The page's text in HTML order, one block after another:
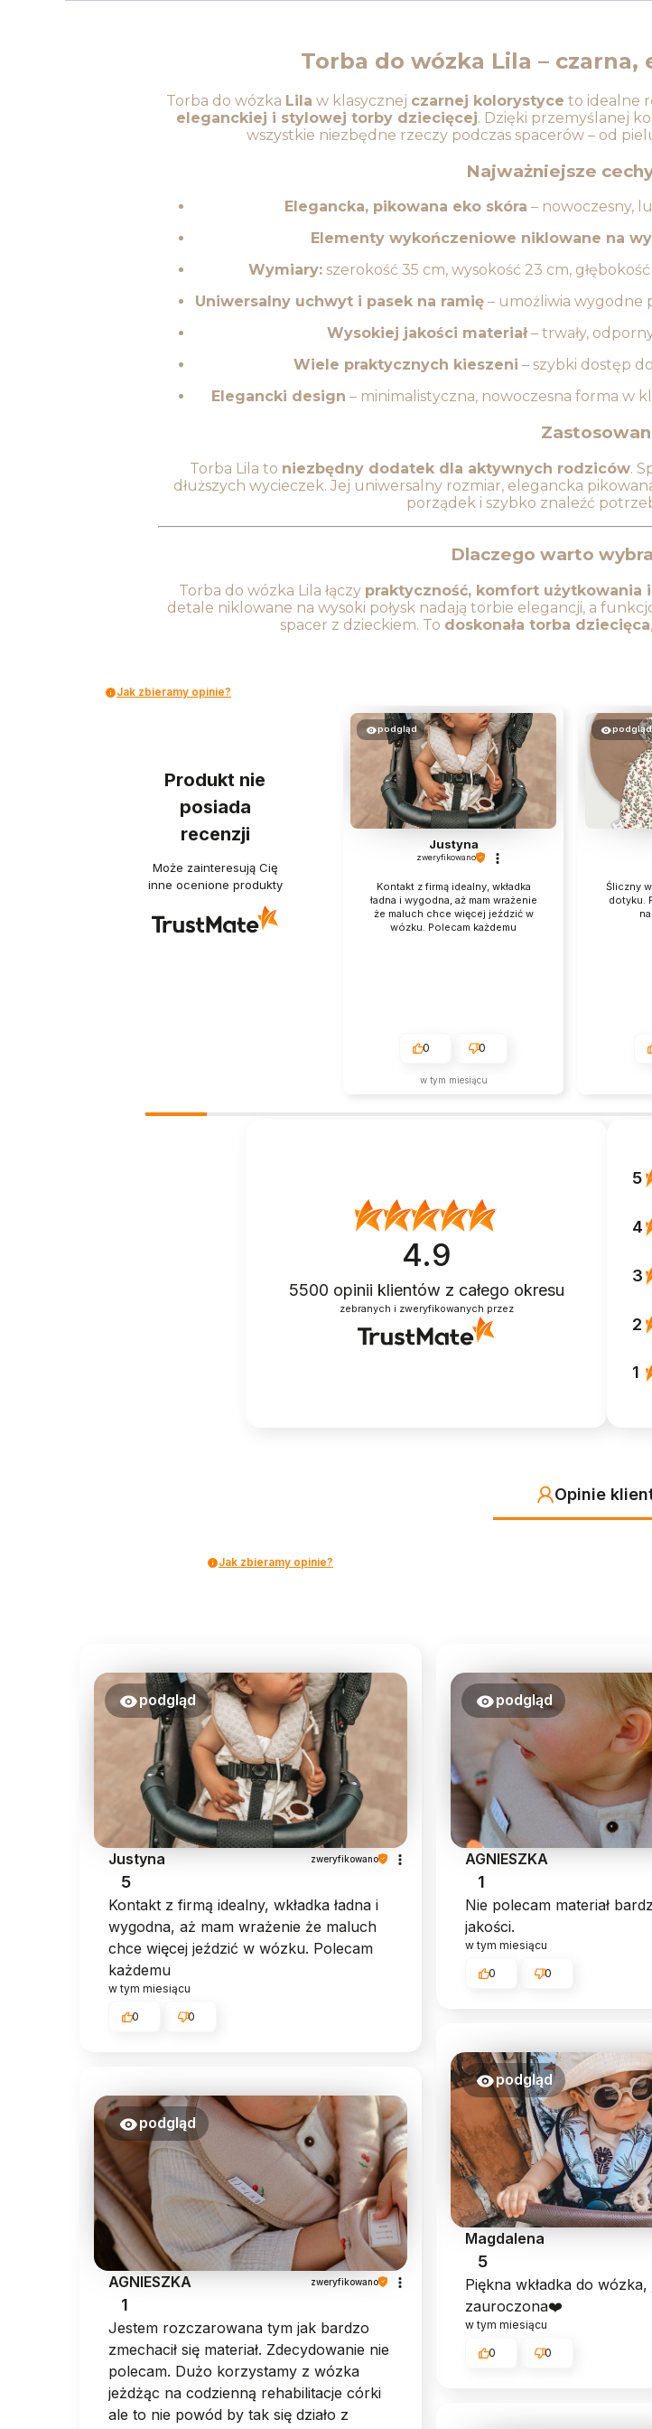
Torba do wózka Lila –
Torba do wózka Lila w klasycznej czarnej kolorystyce to idealne
eleganckiej i stylowej torby dziecięcej. Dzięki przemyślanej
wszystkie niezbędne rzeczy podczas spacerów – od
Najważniejsze
Elegancka, pikowana eko skóra – nowoczesny,
Elementy wykończeniowe niklowane na
Wymiary:szerokość 35 cm, wysokość 23 cm,
Uniwersalny uchwyt i pasek na ramię– umożliwia wygodne
Wysokiej jakości materiał– trwały,
Wiele praktycznych kieszeni – szybki dostęp
Elegancki design – minimalistyczna, nowoczesna forma w
Torba Lila to niezbędny dodatek dla aktywnych rodziców.
dłuższych wycieczek. Jej uniwersalny rozmiar, elegancka
porządek i szybko znaleźć
Dlaczego warto
Torba do wózka Lila łączy praktyczność, komfort użytkowania
detale niklowane na wysoki połysk nadają torbie elegancji, a
spacer z dzieckiem. To doskonała torba dziecięca
Jak zbieramy opinie?
Produkt nie
posiada
recenzji
Może zainteresują Cię
inne ocenione produkty
podgląd
Justyna
zweryfikowano
Kontakt z firmą idealny, wkładka
ładna i wygodna, aż mam wrażenie
że maluch chce więcej jeździć w
wózku. Polecam każdemu
0 0
w tym miesiącu
podgląd
Śliczny
dotyku.
4.9
5500 opinii klientów z całego okresu
zebranych i zweryfikowanych przez
5
4
3
2
1
Opinie
Jak zbieramy opinie?
podgląd
Justyna zweryfikowano
5
Kontakt z firmą idealny, wkładka ładna i
wygodna, aż mam wrażenie że maluch
chce więcej jeździć w wózku. Polecam
każdemu
w tym miesiącu
0 0
podgląd
AGNIESZKA
1
Nie polecam materiał
jakości.
w tym miesiącu
0 0
podgląd
Magdalena
5
Piękna wkładka do wózka,
zauroczona❤️
w tym miesiącu
0 0
podgląd
AGNIESZKA zweryfikowano
1
Jestem rozczarowana tym jak bardzo
zmechacił się materiał. Zdecydowanie nie
polecam. Dużo korzystamy z wózka
jeżdżąc na codzienną rehabilitacje córki
ale to nie powód by tak się działo z